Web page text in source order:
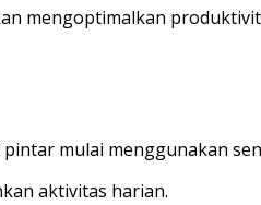
mengoptimalkan
mulai menggunakan
aktivitas harian.